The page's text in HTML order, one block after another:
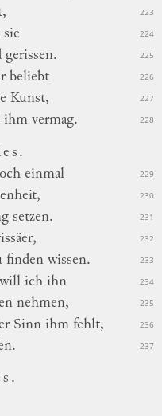
223
224
gerissen. 225
beliebt 226
Kunst, 227
vermag. 228
einmal
229
230
setzen. 231
232
finden wissen. 233
ich ihn 234
nehmen, 235
Sinn ihm fehlt, 236
237